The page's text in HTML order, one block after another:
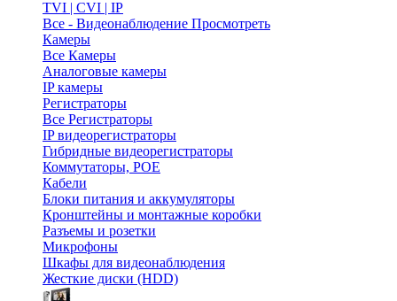
TVI | CVI | IP
Все - Видеонаблюдение Просмотреть
Камеры
Все Камеры
Аналоговые камеры
IP камеры
Регистраторы
Все Регистраторы
IP видеорегистраторы
Гибридные видеорегистраторы
Коммутаторы, POE
Кабели
Блоки питания и аккумуляторы
Кронштейны и монтажные коробки
Разъемы и розетки
Микрофоны
Шкафы для видеонаблюдения
Жесткие диски (HDD)